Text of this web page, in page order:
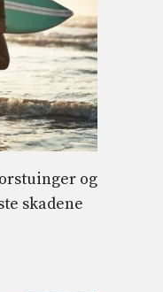
og
skadene